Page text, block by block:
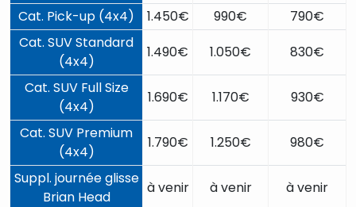
Cat. Pick-up (4x4)
1.450€ 990€
790€
Cat. SUV Standard
(4x4)
1.490€ 1.050€
830€
Cat. SUV Full Size
(4x4)
1.690€ 1.170€
930€
Cat. SUV Premium
(4x4)
1.790€ 1.250€
980€
Suppl. journée glisse
Brian Head
à venir à venir
à venir